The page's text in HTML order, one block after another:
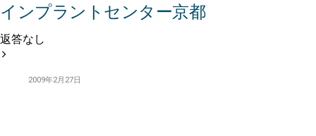
インプラントセンター京都
返答なし
2009年2月27日